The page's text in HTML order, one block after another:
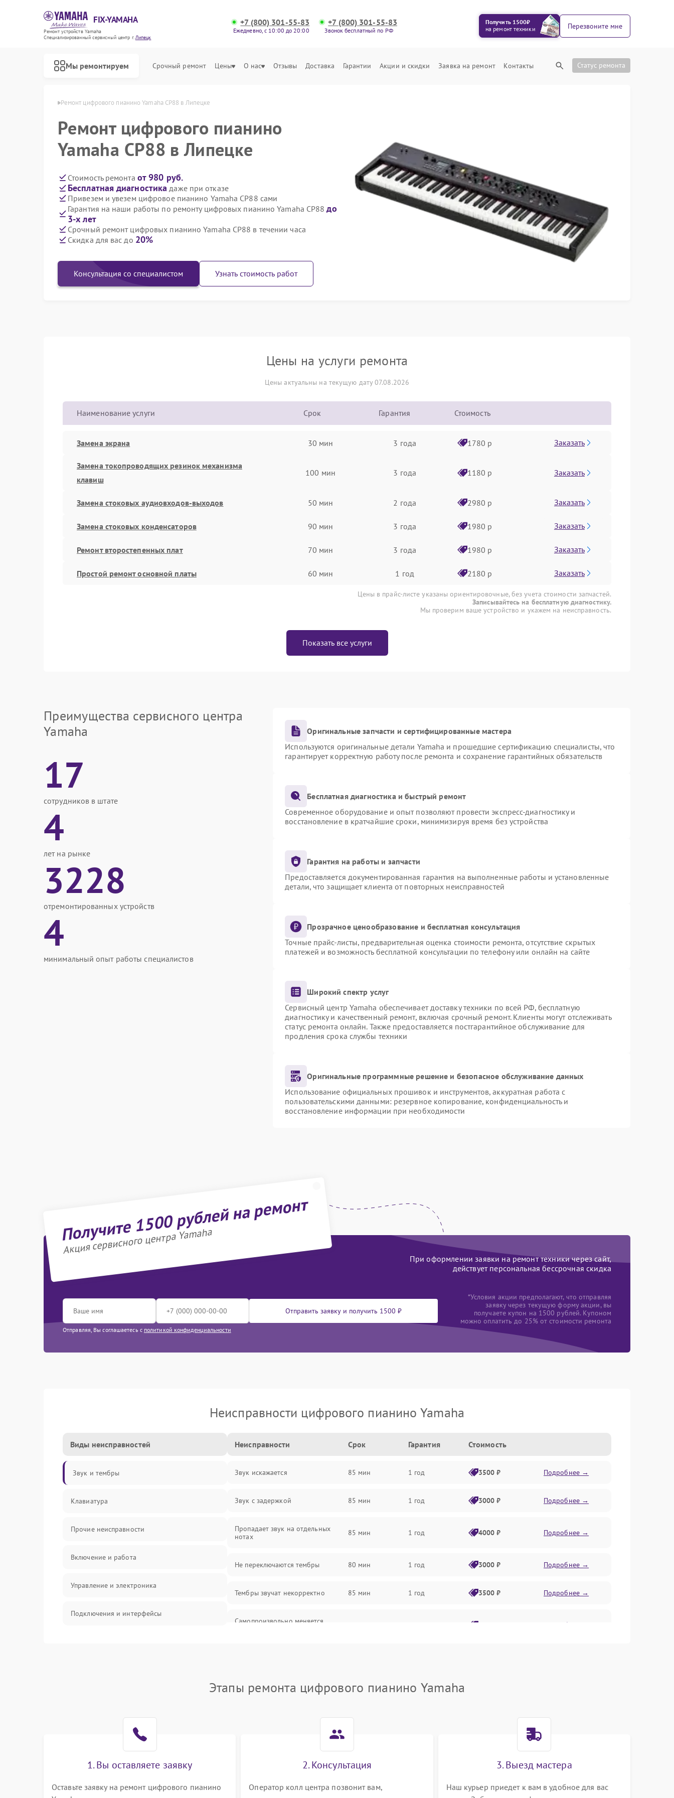
FIX-YAMAHA
Ремонт устройств Yamaha
Специализированный cервисный центр г.Липецк
+7 (800) 301-55-83
Ежедневно, с 10:00 до 20:00
+7 (800) 301-55-83
Звонок бесплатный по РФ
Получить 1500₽
на ремонт техники
Перезвоните мне
Мы ремонтируем Срочный ремонт Цены О нас Отзывы Доставка Гарантии Акции и скидки Заявка на ремонт Контакты Статус ремонта
Ремонт цифрового пианино Yamaha CP88 в Липецке
Ремонт цифрового пианино
Yamaha CP88 в Липецке
Стоимость ремонта от 980 руб.
Бесплатная диагностика даже при отказе
Привезем и увезем цифровое пианино Yamaha CP88 сами
Гарантия на наши работы по ремонту цифровых пианино Yamaha CP88до
3-х лет
Срочный ремонт цифровых пианино Yamaha CP88 в течении часа
Скидка для вас до 20%
Консультация со специалистом Узнать стоимость работ
Цены на услуги ремонта
Цены актуальны на текущую дату 07.08.2026
Наименование услуги Срок Гарантия Стоимость
Замена экрана 30 мин 3 года 1780 р Заказать
Замена токопроводящих резинок механизма
клавиш
100 мин 3 года 1180 р Заказать
Замена стоковых аудиовходов-выходов 50 мин 2 года 2980 р Заказать
Замена стоковых конденсаторов 90 мин 3 года 1980 р Заказать
Ремонт второстепенных плат 70 мин 3 года 1980 р Заказать
Простой ремонт основной платы 60 мин 1 год 2180 р Заказать
Цены в прайс-листе указаны ориентировочные, без учета стоимости запчастей.
Записывайтесь на бесплатную диагностику.
Мы проверим ваше устройство и укажем на неисправность.
Показать все услуги
Преимущества сервисного центра
Yamaha
17
сотрудников в штате
4
лет на рынке
3228
отремонтированных устройств
4
минимальный опыт работы специалистов
Оригинальные запчасти и сертифицированные мастера
Используются оригинальные детали Yamaha и прошедшие сертификацию специалисты, что
гарантирует корректную работу после ремонта и сохранение гарантийных обязательств
Бесплатная диагностика и быстрый ремонт
Современное оборудование и опыт позволяют провести экспресс-диагностику и
восстановление в кратчайшие сроки, минимизируя время без устройства
Гарантия на работы и запчасти
Предоставляется документированная гарантия на выполненные работы и установленные
детали, что защищает клиента от повторных неисправностей
Прозрачное ценообразование и бесплатная консультация
Точные прайс-листы, предварительная оценка стоимости ремонта, отсутствие скрытых
платежей и возможность бесплатной консультации по телефону или онлайн на сайте
Широкий спектр услуг
Сервисный центр Yamaha обеспечивает доставку техники по всей РФ, бесплатную
диагностику и качественный ремонт, включая срочный ремонт. Клиенты могут отслеживать
статус ремонта онлайн. Также предоставляется постгарантийное обслуживание для
продления срока службы техники
Оригинальные программные решение и безопасное обслуживание данных
Использование официальных прошивок и инструментов, аккуратная работа с
пользовательскими данными: резервное копирование, конфиденциальность и
восстановление информации при необходимости
Получите 1500 рублей на ремонт
Акция сервисного центра Yamaha
При оформлении заявки на ремонт техники через сайт,
действует персональная бессрочная скидка
Отправить заявку и получить 1500 ₽
Отправляя, Вы соглашаетесь с политикой конфиденциальности
*Условия акции предполагают, что отправляя
заявку через текущую форму акции, вы
получаете купон на 1500 рублей. Купоном
можно оплатить до 25% от стоимости ремонта
Неисправности цифрового пианино Yamaha
Виды неисправностей
Звук и тембры
Клавиатура
Прочие неисправности
Включение и работа
Управление и электроника
Подключения и интерфейсы
Неисправности Срок Гарантия Стоимость
Звук искажается 85 мин 1 год 3500 ₽ Подробнее →
Звук с задержкой 85 мин 1 год 3000 ₽ Подробнее →
Пропадает звук на отдельных
нотах
85 мин 1 год 4000 ₽ Подробнее →
Не переключаются тембры 80 мин 1 год 3000 ₽ Подробнее →
Тембры звучат некорректно 85 мин 1 год 3500 ₽ Подробнее →
Самопроизвольно меняется
2800 ₽ Подробнее →
Этапы ремонта цифрового пианино Yamaha
1. Вы оставляете заявку
Оставьте заявку на ремонт цифрового пианино
2. Консультация
Оператор колл центра позвонит вам,
3. Выезд мастера
Наш курьер приедет к вам в удобное для вас